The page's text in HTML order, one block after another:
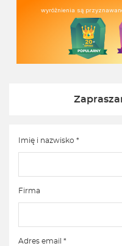
wyróżnienia są
Imię i nazwisko *
Firma
Adres email *